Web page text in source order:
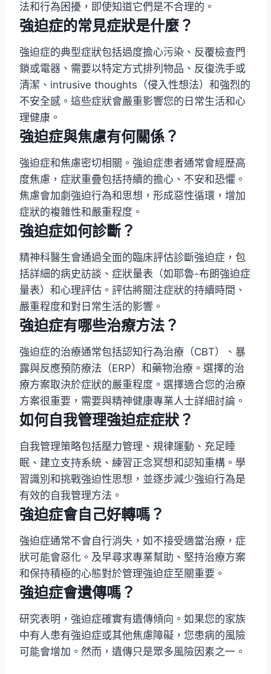
法和行為困擾，即使知道它們是不合理的。
強迫症的常見症狀是什麼？
強迫症的典型症狀包括過度擔心污染、反覆檢查門
鎖或電器、需要以特定方式排列物品、反復洗手或
清潔、intrusive thoughts（侵入性想法）和強烈的
不安全感。這些症狀會嚴重影響您的日常生活和心
理健康。
強迫症與焦慮有何關係？
強迫症和焦慮密切相關。強迫症患者通常會經歷高
度焦慮，症狀重疊包括持續的擔心、不安和恐懼。
焦慮會加劇強迫行為和思想，形成惡性循環，增加
症狀的複雜性和嚴重程度。
強迫症如何診斷？
精神科醫生會通過全面的臨床評估診斷強迫症，包
括詳細的病史訪談、症狀量表（如耶魯-布朗強迫症
量表）和心理評估。評估將關注症狀的持續時間、
嚴重程度和對日常生活的影響。
強迫症有哪些治療方法？
強迫症的治療通常包括認知行為治療（CBT）、暴
露與反應預防療法（ERP）和藥物治療。選擇的治
療方案取決於症狀的嚴重程度。選擇適合您的治療
方案很重要，需要與精神健康專業人士詳細討論。
如何自我管理強迫症症狀？
自我管理策略包括壓力管理、規律運動、充足睡
眠、建立支持系統、練習正念冥想和認知重構。學
習識別和挑戰強迫性思想，並逐步減少強迫行為是
有效的自我管理方法。
強迫症會自己好轉嗎？
強迫症通常不會自行消失，如不接受適當治療，症
狀可能會惡化。及早尋求專業幫助、堅持治療方案
和保持積極的心態對於管理強迫症至關重要。
強迫症會遺傳嗎？
研究表明，強迫症確實有遺傳傾向。如果您的家族
中有人患有強迫症或其他焦慮障礙，您患病的風險
可能會增加。然而，遺傳只是眾多風險因素之一。